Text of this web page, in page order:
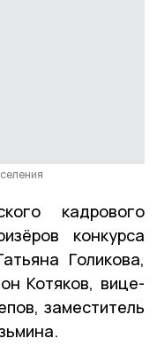
кадрового
конкурса
Голикова,
Котяков, вице-
заместитель